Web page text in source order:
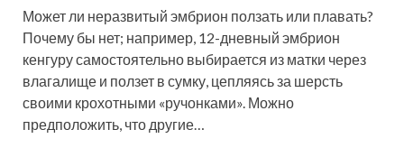
Может ли неразвитый эмбрион ползать или плавать?
Почему бы нет; например, 12-дневный эмбрион
кенгуру самостоятельно выбирается из матки через
влагалище и ползет в сумку, цепляясь за шерсть
своими крохотными «ручонками». Можно
предположить, что другие…